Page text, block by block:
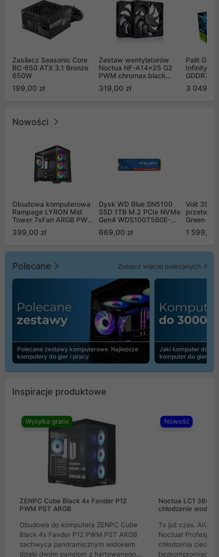
Zasilacz Seasonic Core
BC-650 ATX 3.1 Bronze
650W
199,00 zł
Zestaw wentylatorów
Noctua NF-A14x25 G2
PWM chromax.black
Push Pull (2szt)
319,00 zł
Palit
Infinity 3
GDDR7
GB2050S)
3 049,00
Nowości
Obudowa komputerowa
Rampage LYRON Mid
Tower 7xFan ARGB PWM
399,00 zł
Dysk WD Blue SN5100
SSD 1TB M.2 PCIe NVMe
Gen4 WDS100T5B0E-
669,00 zł
Volt
Green
1 599,00
Polecane Zobacz więcej polecanych
Polecane zestawy komputerowe. Najlepsze
komputery do gier i pracy
Jaki komputer do
komputer do gier |
Inspiracje produktowe
Wysyłka gratis
ZENPC Cube Black 4x Fander P12
PWM PST ARGB
Obudowa do komputera ZENPC Cube
Black 4x Fander P12 PWM PST ARGB
zachwyca panoramicznym widokiem
dzięki dwóm panelom z hartowanego
Nowość
Noctua LC1
chłodzenie wodne
To już czas. AIO
Noctua!
chłodzenia cieczą